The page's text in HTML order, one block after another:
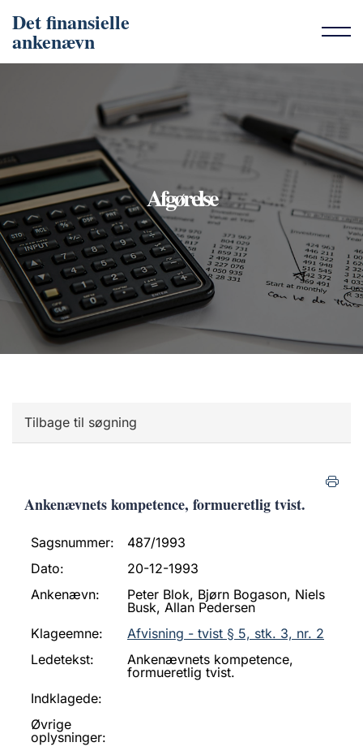
Det finansielle
ankenævn
Afgørelse
Tilbage til søgning
Ankenævnets kompetence, formueretlig tvist.
Sagsnummer:
487/1993
Dato:
20-12-1993
Ankenævn:
Peter Blok, Bjørn Bogason, Niels
Busk, Allan Pedersen
Klageemne:
Afvisning - tvist § 5, stk. 3, nr. 2
Ledetekst:
Ankenævnets kompetence,
formueretlig tvist.
Indklagede:
Øvrige
oplysninger: